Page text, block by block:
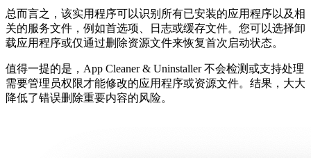
总而言之，该实用程序可以识别所有已安装的应用程序以及相
关的服务文件，例如首选项、日志或缓存文件。您可以选择卸
载应用程序或仅通过删除资源文件来恢复首次启动状态。
值得一提的是，App Cleaner & Uninstaller 不会检测或支持处理
需要管理员权限才能修改的应用程序或资源文件。结果，大大
降低了错误删除重要内容的风险。